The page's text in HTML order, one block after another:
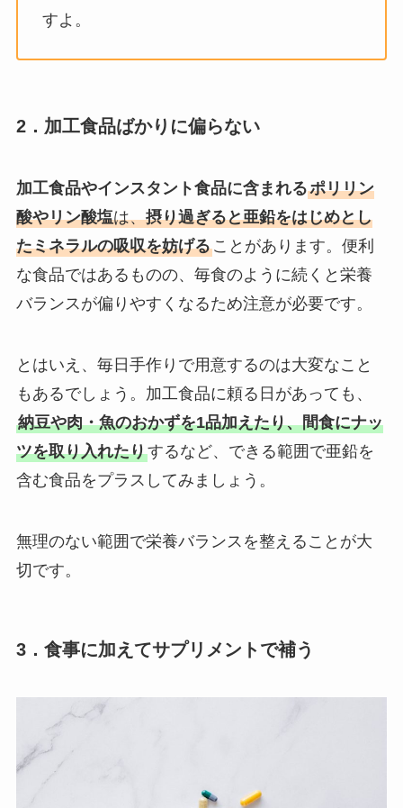
すよ。
2．加工食品ばかりに偏らない
加工食品やインスタント食品に含まれるポリリン
酸やリン酸塩は、摂り過ぎると亜鉛をはじめとし
たミネラルの吸収を妨げることがあります。便利
な食品ではあるものの、毎食のように続くと栄養
バランスが偏りやすくなるため注意が必要です。
とはいえ、毎日手作りで用意するのは大変なこと
もあるでしょう。加工食品に頼る日があっても、
納豆や肉・魚のおかずを1品加えたり、間食にナッ
ツを取り入れたりするなど、できる範囲で亜鉛を
含む食品をプラスしてみましょう。
無理のない範囲で栄養バランスを整えることが大
切です。
3．食事に加えてサプリメントで補う